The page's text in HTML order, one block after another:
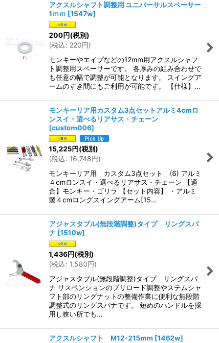
アクスルシャフト調整用 ユニバーサルスペーサー
1ｍｍ [1547w]
200円(税別)
(税込: 220円)
モンキーやエイプなどの12mm用アクスルシャフ
ト調整用スペーサーです。 各厚みの組み合わせで
も任意の幅で調整が可能となります。 スイングア
ームのすき間にもご利用が可能です。 【仕様】…
モンキーリア用カスタム3点セットアルミ4cmロ
ンスイ・選べるリアサス・チェーン
[custom006]
15,225円(税別)
(税込: 16,748円)
モンキーリア用 カスタム3点セット (6) アルミ
４cmロンスイ・選べるリアサス・チェーン 【適
合】モンキー・ゴリラ 【セット内容】 ・アルミ
製４cmロングスイングアーム[15…
アジャスタブル(無段階調整)タイプ リングスパ
ナ [1510w]
1,436円(税別)
(税込: 1,580円)
アジャスタブル(無段階調整)タイプ リングスパ
ナ サスペンションのプリロード調整やステムシャ
フト部のリングナットの整備作業に便利な無段階
調整式のリングスパナです。 短めのハンドルを採
用し狭い所でも…
アクスルシャフト M12-215mm [1462w]